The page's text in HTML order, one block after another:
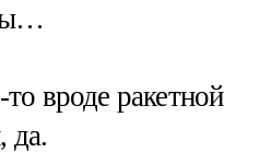
вроде ракетной
да.